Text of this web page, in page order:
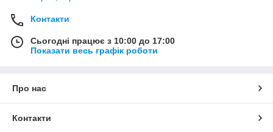
Контакти
Сьогодні працює з 10:00 до 17:00
Показати весь графік роботи
Про нас
Контакти